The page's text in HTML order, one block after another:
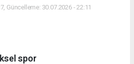
Güncelleme: 30.07.2026 - 22:11
spor